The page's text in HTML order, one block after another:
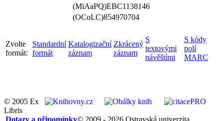
(MiAaPQ)EBC1138146
(OCoLC)854970704
Zvolte
formát:
Standardní
formát
Katalogizační
záznam
Zkrácený
záznam
S
textovými
návěštími
S kódy
polí
MARC
© 2005 Ex
Libris
© 2009 - 2026 Ostravská univerzita
Dotazy a připomínky